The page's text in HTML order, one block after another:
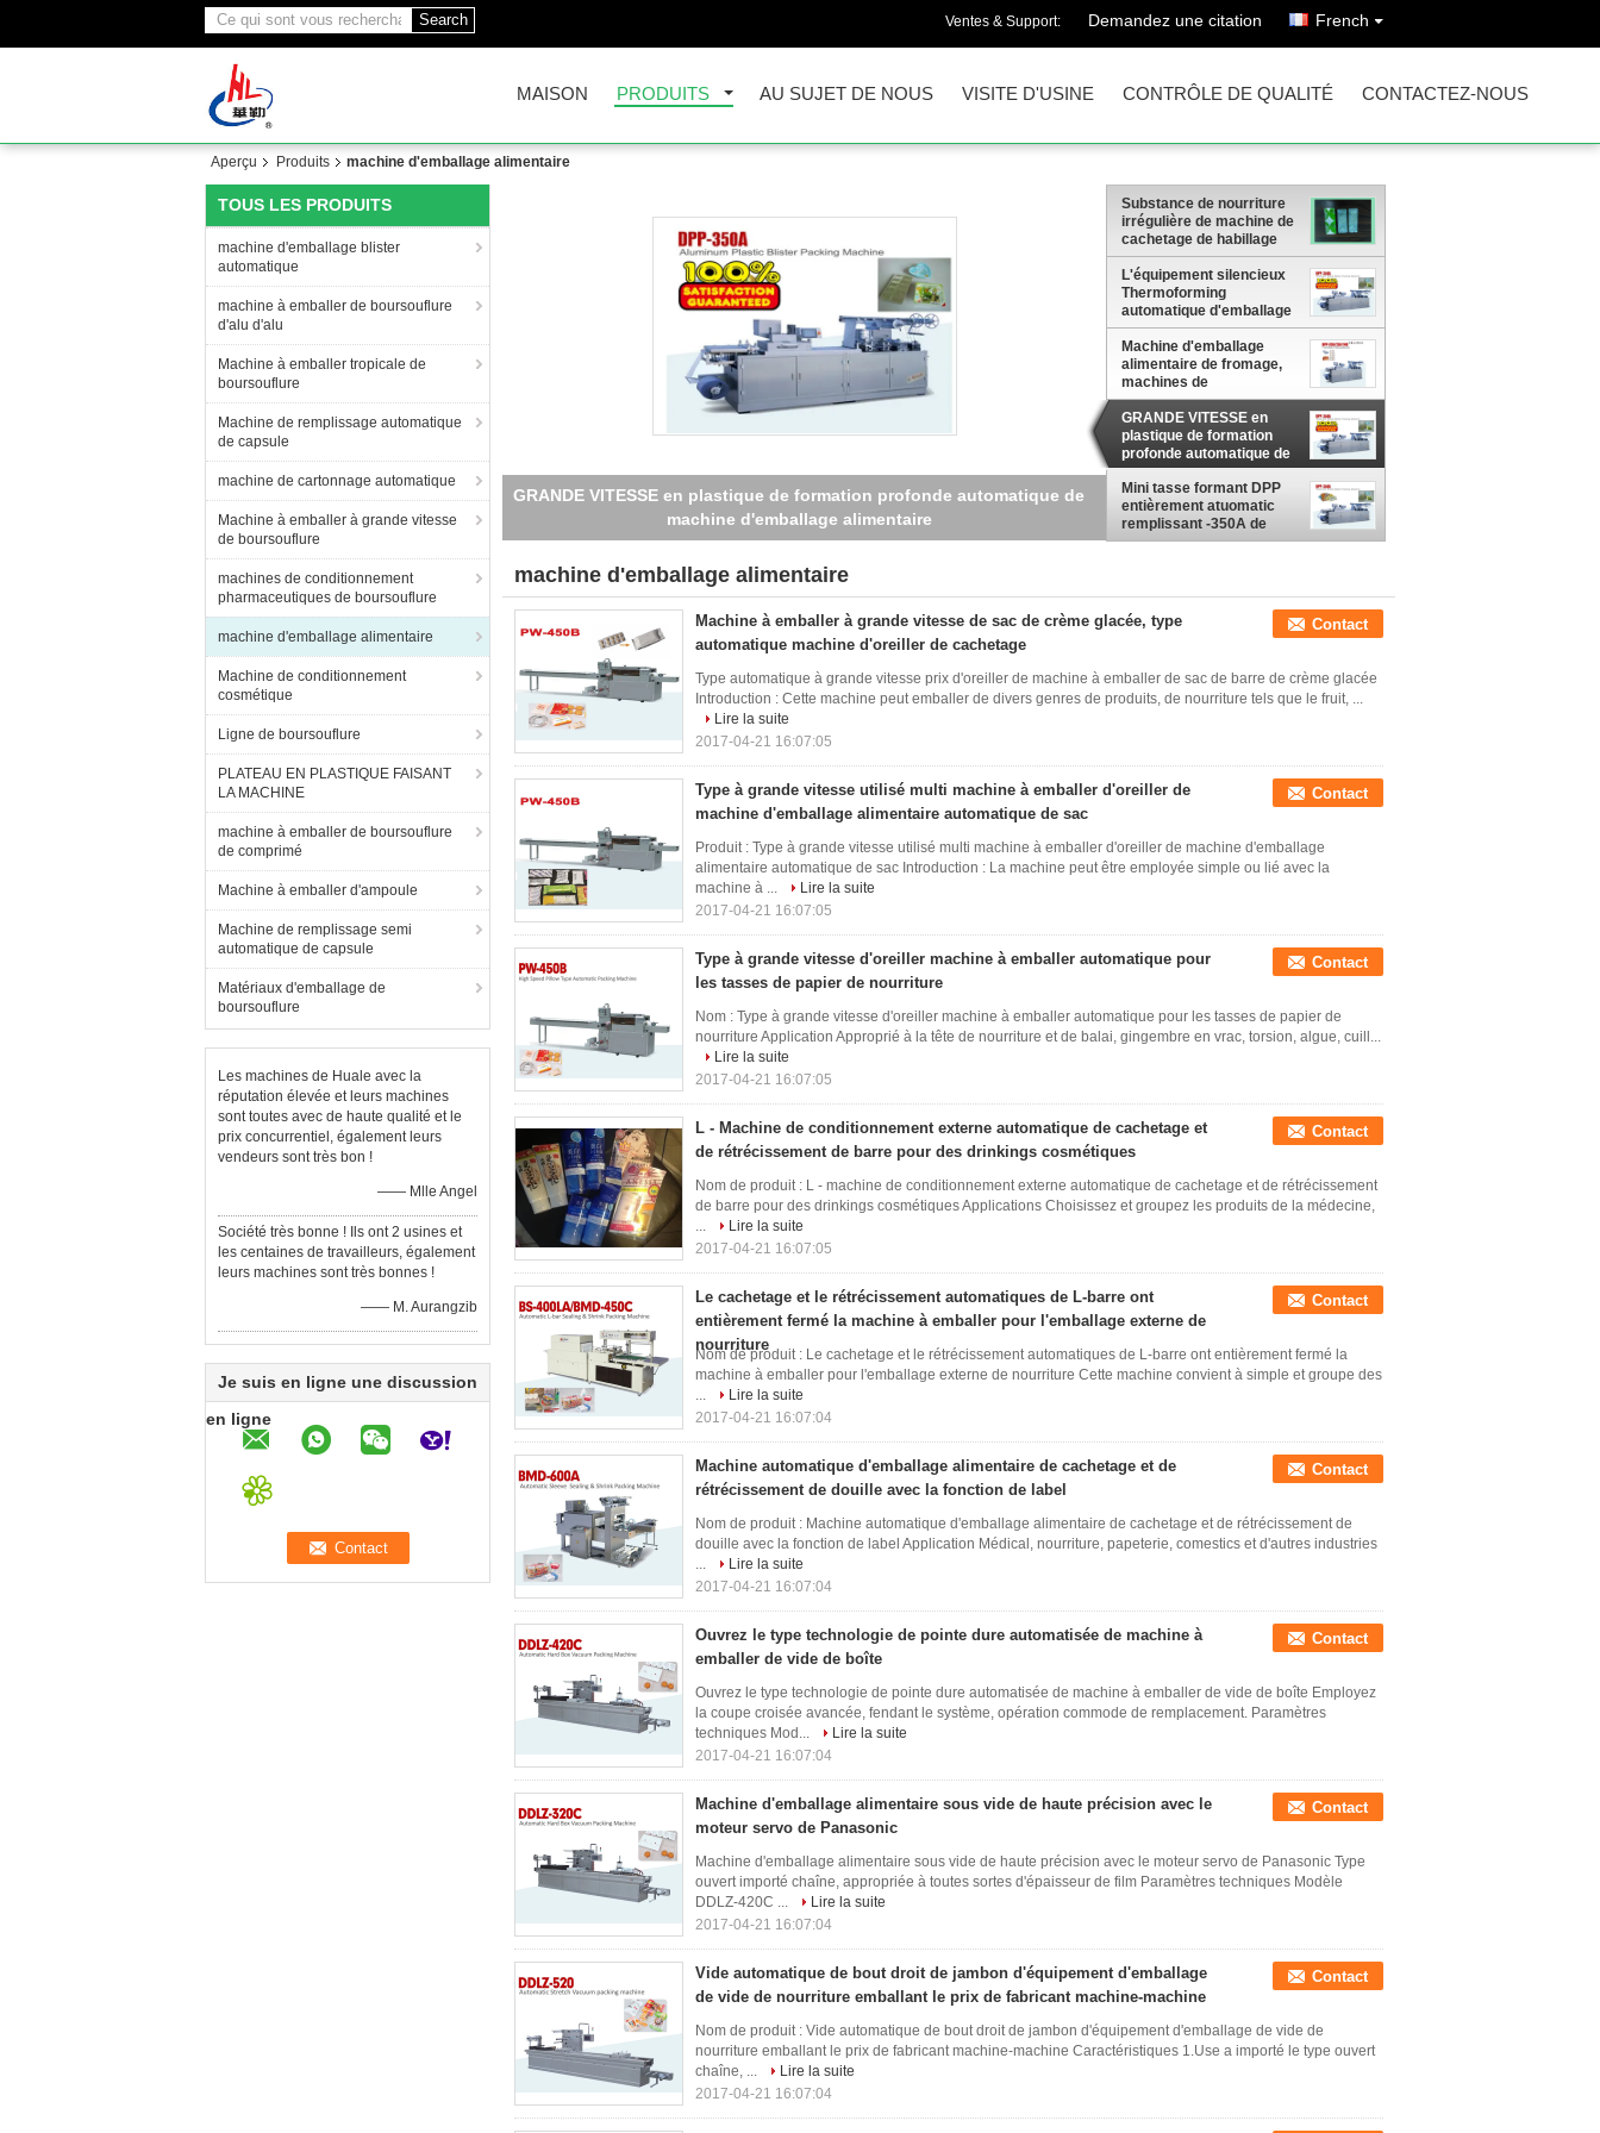
Search Ventes & Support: Demandez une citation French
MAISON PRODUITS AU SUJET DE NOUS VISITE D'USINE CONTRÔLE DE QUALITÉ CONTACTEZ-NOUS
Aperçu Produits machine d'emballage alimentaire
TOUS LES PRODUITS
machine d'emballage blister
automatique
machine à emballer de boursouflure
d'alu d'alu
Machine à emballer tropicale de
boursouflure
Machine de remplissage automatique
de capsule
machine de cartonnage automatique
Machine à emballer à grande vitesse
de boursouflure
machines de conditionnement
pharmaceutiques de boursouflure
machine d'emballage alimentaire
Machine de conditionnement
cosmétique
Ligne de boursouflure
PLATEAU EN PLASTIQUE FAISANT
LA MACHINE
machine à emballer de boursouflure
de comprimé
Machine à emballer d'ampoule
Machine de remplissage semi
automatique de capsule
Matériaux d'emballage de
boursouflure
Les machines de Huale avec la
réputation élevée et leurs machines
sont toutes avec de haute qualité et le
prix concurrentiel, également leurs
vendeurs sont très bon !
—— Mlle Angel
Société très bonne ! Ils ont 2 usines et
les centaines de travailleurs, également
leurs machines sont très bonnes !
—— M. Aurangzib
Je suis en ligne une discussion
en ligne
Mini tasse formant DPP entièrement atuomatic remplissant -350A de
machine d'emballage alimentaire de cachetage
Substance de nourriture
irrégulière de machine de
cachetage de habillage
transparent d'emballage
alimentaire
L'équipement silencieux
Thermoforming
automatique d'emballage
alimentaire met en forme
de tasse le miel
Machine d'emballage
alimentaire de fromage,
machines de
conditionnement de
boursouflure
GRANDE VITESSE en
plastique de formation
profonde automatique de
machine d'emballage
alimentaire
Mini tasse formant DPP
entièrement atuomatic
remplissant -350A de
machine d'emballage
machine d'emballage alimentaire
Machine à emballer à grande vitesse de sac de crème glacée, type
automatique machine d'oreiller de cachetage
Contact
Type automatique à grande vitesse prix d'oreiller de machine à emballer de sac de barre de crème glacée
Introduction : Cette machine peut emballer de divers genres de produits, de nourriture tels que le fruit, ...
Lire la suite
2017-04-21 16:07:05
Type à grande vitesse utilisé multi machine à emballer d'oreiller de
machine d'emballage alimentaire automatique de sac
Contact
Produit : Type à grande vitesse utilisé multi machine à emballer d'oreiller de machine d'emballage
alimentaire automatique de sac Introduction : La machine peut être employée simple ou lié avec la
machine à ...
Lire la suite
2017-04-21 16:07:05
Type à grande vitesse d'oreiller machine à emballer automatique pour
les tasses de papier de nourriture
Contact
Nom : Type à grande vitesse d'oreiller machine à emballer automatique pour les tasses de papier de
nourriture Application Approprié à la tête de nourriture et de balai, gingembre en vrac, torsion, algue, cuill...
Lire la suite
2017-04-21 16:07:05
L - Machine de conditionnement externe automatique de cachetage et
de rétrécissement de barre pour des drinkings cosmétiques
Contact
Nom de produit : L - machine de conditionnement externe automatique de cachetage et de rétrécissement
de barre pour des drinkings cosmétiques Applications Choisissez et groupez les produits de la médecine,
...
Lire la suite
2017-04-21 16:07:05
Le cachetage et le rétrécissement automatiques de L-barre ont
entièrement fermé la machine à emballer pour l'emballage externe de
nourriture
Contact
Nom de produit : Le cachetage et le rétrécissement automatiques de L-barre ont entièrement fermé la
machine à emballer pour l'emballage externe de nourriture Cette machine convient à simple et groupe des
...
Lire la suite
2017-04-21 16:07:04
Machine automatique d'emballage alimentaire de cachetage et de
rétrécissement de douille avec la fonction de label
Contact
Nom de produit : Machine automatique d'emballage alimentaire de cachetage et de rétrécissement de
douille avec la fonction de label Application Médical, nourriture, papeterie, comestics et d'autres industries
...
Lire la suite
2017-04-21 16:07:04
Ouvrez le type technologie de pointe dure automatisée de machine à
emballer de vide de boîte
Contact
Ouvrez le type technologie de pointe dure automatisée de machine à emballer de vide de boîte Employez
la coupe croisée avancée, fendant le système, opération commode de remplacement. Paramètres
techniques Mod...
Lire la suite
2017-04-21 16:07:04
Machine d'emballage alimentaire sous vide de haute précision avec le
moteur servo de Panasonic
Contact
Machine d'emballage alimentaire sous vide de haute précision avec le moteur servo de Panasonic Type
ouvert importé chaîne, appropriée à toutes sortes d'épaisseur de film Paramètres techniques Modèle
DDLZ-420C ...
Lire la suite
2017-04-21 16:07:04
Vide automatique de bout droit de jambon d'équipement d'emballage
de vide de nourriture emballant le prix de fabricant machine-machine
Contact
Nom de produit : Vide automatique de bout droit de jambon d'équipement d'emballage de vide de
nourriture emballant le prix de fabricant machine-machine Caractéristiques 1.Use a importé le type ouvert
chaîne, ...
Lire la suite
2017-04-21 16:07:04